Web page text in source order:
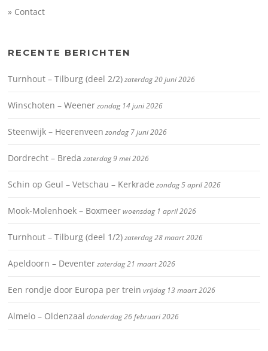
» Contact
RECENTE BERICHTEN
Turnhout – Tilburg (deel 2/2)zaterdag 20 juni 2026
Winschoten – Weenerzondag 14 juni 2026
Steenwijk – Heerenveen zondag 7 juni 2026
Dordrecht – Breda zaterdag 9 mei 2026
Schin op Geul – Vetschau – Kerkrade zondag 5 april 2026
Mook-Molenhoek – Boxmeerwoensdag 1 april 2026
Turnhout – Tilburg (deel 1/2)zaterdag 28 maart 2026
Apeldoorn – Deventerzaterdag 21 maart 2026
Een rondje door Europa per trein vrijdag 13 maart 2026
Almelo – Oldenzaal donderdag 26 februari 2026